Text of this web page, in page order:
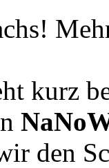
kurz
den